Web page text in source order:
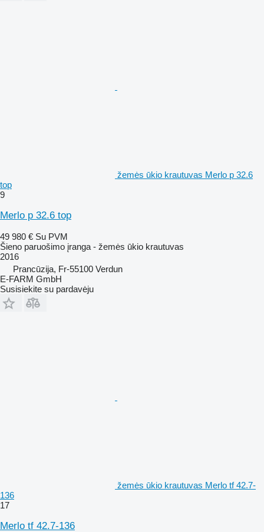
žemės ūkio krautuvas Merlo p 32.6
top
9
Merlo p 32.6 top
49 980 € Su PVM
Šieno paruošimo įranga - žemės ūkio krautuvas
2016
Prancūzija, Fr-55100 Verdun
E-FARM GmbH
Susisiekite su pardavėju
žemės ūkio krautuvas Merlo tf 42.7-
136
17
Merlo tf 42.7-136